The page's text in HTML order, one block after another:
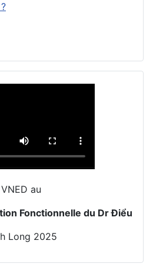
VNED au
Fonctionnelle du Dr Điểu
Long 2025